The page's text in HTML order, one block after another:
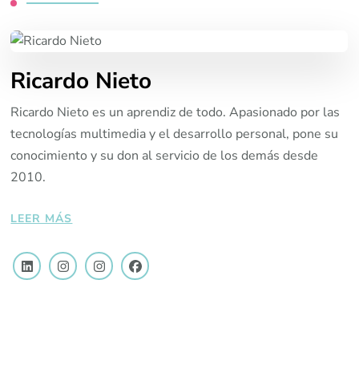
Ricardo Nieto
Ricardo Nieto es un aprendiz de todo. Apasionado por las
tecnologías multimedia y el desarrollo personal, pone su
conocimiento y su don al servicio de los demás desde
2010.
LEER MÁS